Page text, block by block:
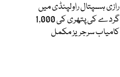
رازی ہسپتال راولپنڈی میں
گردے کی پتھری کی 1,000
کامیاب سرجریز مکمل